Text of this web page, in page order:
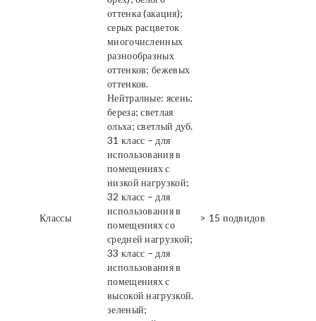
оттенка (акация);
серых расцветок
многочисленных
разнообразных
оттенков; бежевых
оттенков.
Нейтралные: ясень;
береза; светлая
ольха; светлый дуб.
Классы
31 класс – для
использования в
помещениях с
низкой нагрузкой;
32 класс – для
использования в
помещениях со
средней нагрузкой;
33 класс – для
использования в
помещениях с
высокой нагрузкой.
> 15 подвидов
зеленый;